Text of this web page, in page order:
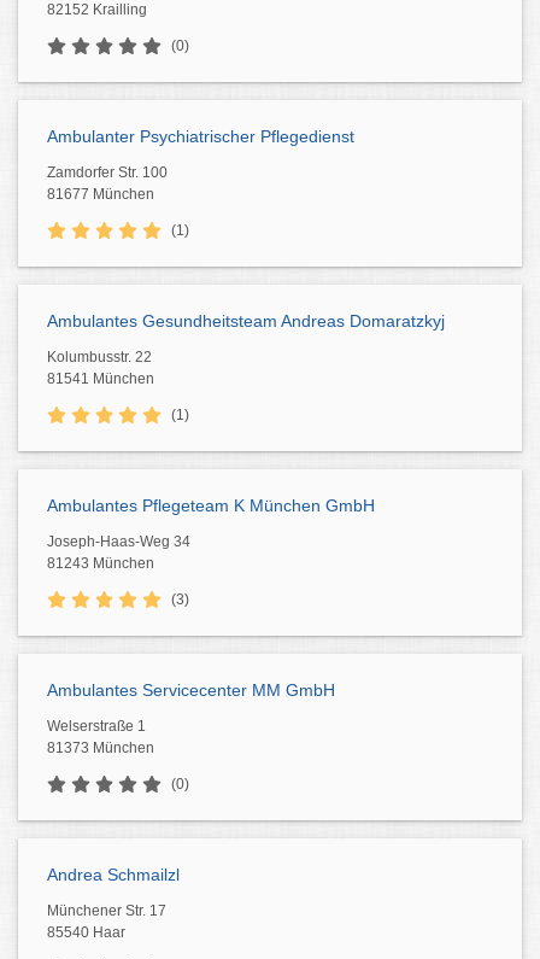
82152 Krailling
(0)
Ambulanter Psychiatrischer Pflegedienst
Zamdorfer Str. 100
81677 München
(1)
Ambulantes Gesundheitsteam Andreas Domaratzkyj
Kolumbusstr. 22
81541 München
(1)
Ambulantes Pflegeteam K München GmbH
Joseph-Haas-Weg 34
81243 München
(3)
Ambulantes Servicecenter MM GmbH
Welserstraße 1
81373 München
(0)
Andrea Schmailzl
Münchener Str. 17
85540 Haar